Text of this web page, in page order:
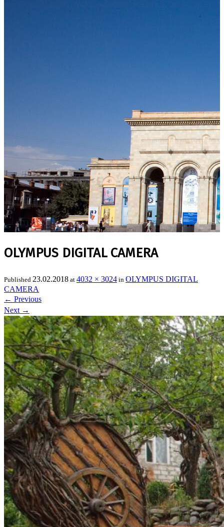
OLYMPUS DIGITAL CAMERA
Published 23.02.2018 at 4032 × 3024 in OLYMPUS DIGITAL
CAMERA
← Previous
Next →